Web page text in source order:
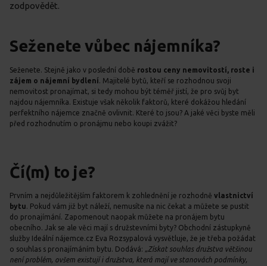
zodpovědět.
Seženete vůbec nájemníka?
Seženete. Stejně jako v poslední době rostou ceny nemovitostí, roste i
zájem o nájemní bydlení . Majitelé bytů, kteří se rozhodnou svoji
nemovitost pronajímat, si tedy mohou být téměř jistí, že pro svůj byt
najdou nájemníka. Existuje však několik faktorů, které dokážou hledání
perfektního nájemce značně ovlivnit. Které to jsou? A jaké věci byste měli
před rozhodnutím o pronájmu nebo koupi zvážit?
Čí(m) to je?
Prvním a nejdůležitějším faktorem k zohlednění je rozhodně vlastnictví
bytu. Pokud vám již byt náleží, nemusíte na nic čekat a můžete se pustit
do pronajímání. Zapomenout naopak můžete na pronájem bytu
obecního. Jak se ale věci mají s družstevními byty? Obchodní zástupkyně
služby Ideální nájemce.cz Eva Rozsypalová vysvětluje, že je třeba požádat
o souhlas s pronajímáním bytu. Dodává: „Získat souhlas družstva většinou
není problém, ovšem existují i družstva, která mají ve stanovách podmínky,